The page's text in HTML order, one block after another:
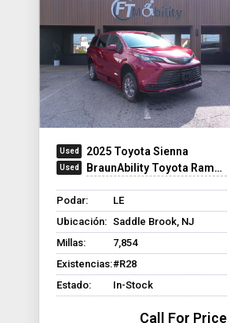
2025 Toyota Sienna
BraunAbility Toyota Rampvan XT
Podar:
LE
Ubicación: Saddle Brook, NJ
Millas:
7,854
Existencias:#R28
Estado:
In-Stock
Call For Price